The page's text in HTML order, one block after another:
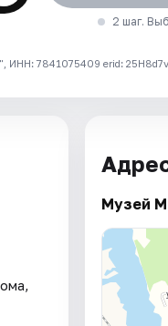
2 шаг.
7841075409 erid:
Музей